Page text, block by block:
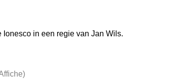
in een regie van Jan Wils.